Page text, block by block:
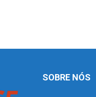
SOBRE NÓS